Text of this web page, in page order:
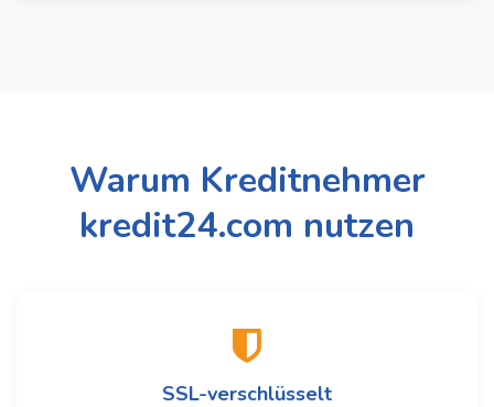
Warum Kreditnehmer
kredit24.com nutzen
SSL-verschlüsselt